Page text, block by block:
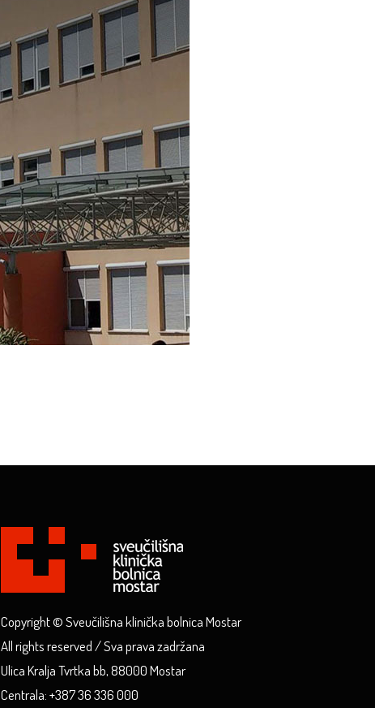
Copyright © Sveučilišna klinička bolnica Mostar
All rights reserved / Sva prava zadržana
Ulica Kralja Tvrtka bb, 88000 Mostar
Centrala: +387 36 336 000